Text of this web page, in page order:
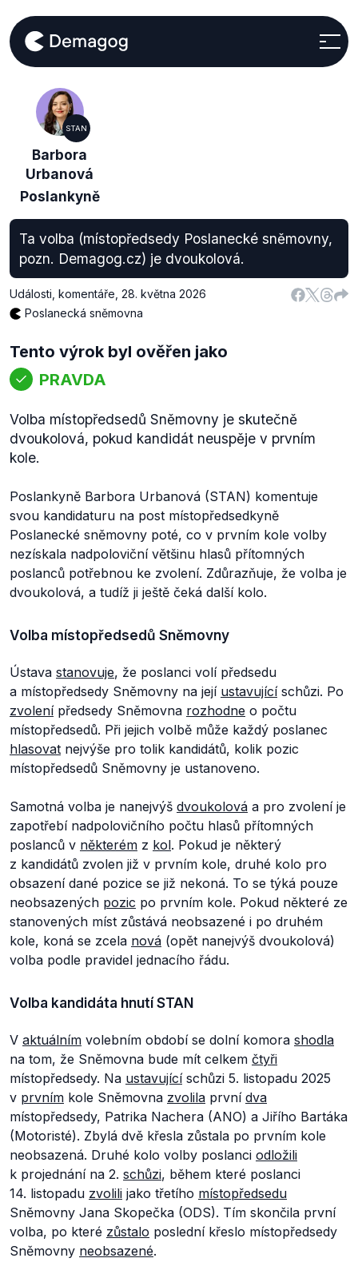
STAN
Barbora
Urbanová
Poslankyně
Ta volba (místopředsedy Poslanecké sněmovny,
pozn. Demagog.cz) je dvoukolová.
Události, komentáře 28. května 2026
Poslanecká sněmovna
Tento výrok byl ověřen jako
PRAVDA
Volba místopředsedů Sněmovny je skutečně
dvoukolová, pokud kandidát neuspěje v prvním
kole.
Poslankyně Barbora Urbanová (STAN) komentuje
svou kandidaturu na post místopředsedkyně
Poslanecké sněmovny poté, co v prvním kole volby
nezískala nadpoloviční většinu hlasů přítomných
poslanců potřebnou ke zvolení. Zdůrazňuje, že volba je
dvoukolová, a tudíž ji ještě čeká další kolo.
Volba místopředsedů Sněmovny
Ústava stanovuje, že poslanci volí předsedu
a místopředsedy Sněmovny na její ustavujícíschůzi. Po
zvolenípředsedy Sněmovna rozhodne o počtu
místopředsedů. Při jejich volbě může každý poslanec
hlasovat nejvýše pro tolik kandidátů, kolik pozic
místopředsedů Sněmovny je ustanoveno.
Samotná volba je nanejvýš dvoukolová a pro zvolení je
zapotřebí nadpolovičního počtu hlasů přítomných
poslanců v některém z kol. Pokud je některý
z kandidátů zvolen již v prvním kole, druhé kolo pro
obsazení dané pozice se již nekoná. To se týká pouze
neobsazených pozic po prvním kole. Pokud některé ze
stanovených míst zůstává neobsazené i po druhém
kole, koná se zcela nová (opět nanejvýš dvoukolová)
volba podle pravidel jednacího řádu.
Volba kandidáta hnutí STAN
V aktuálním volebním období se dolní komora shodla
na tom, že Sněmovna bude mít celkem čtyři
místopředsedy. Na ustavujícíschůzi 5. listopadu 2025
v prvním kole Sněmovna zvolila první dva
místopředsedy, Patrika Nachera (ANO) a Jiřího Bartáka
(Motoristé). Zbylá dvě křesla zůstala po prvním kole
neobsazená. Druhé kolo volby poslanci odložili
k projednání na 2. schůzi, během které poslanci
14. listopadu zvolili jako třetího místopředsedu
Sněmovny Jana Skopečka (ODS). Tím skončila první
volba, po které zůstalo poslední křeslo místopředsedy
Sněmovny neobsazené.